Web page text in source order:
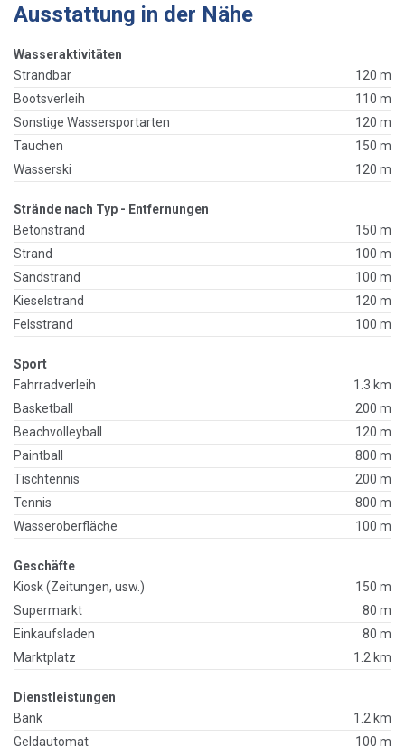
Ausstattung in der Nähe
Wasseraktivitäten
Strandbar
120 m
Bootsverleih
110 m
Sonstige Wassersportarten
120 m
Tauchen
150 m
Wasserski
120 m
Strände nach Typ - Entfernungen
Betonstrand
150 m
Strand
100 m
Sandstrand
100 m
Kieselstrand
120 m
Felsstrand
100 m
Sport
Fahrradverleih
1.3 km
Basketball
200 m
Beachvolleyball
120 m
Paintball
800 m
Tischtennis
200 m
Tennis
800 m
Wasseroberfläche
100 m
Geschäfte
Kiosk (Zeitungen, usw.)
150 m
Supermarkt
80 m
Einkaufsladen
80 m
Marktplatz
1.2 km
Dienstleistungen
Bank
1.2 km
Geldautomat
100 m